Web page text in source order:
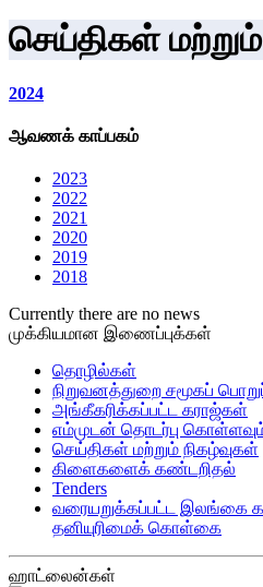
செய்திகள்
2024
ஆவணக் காப்பகம்
2023
2022
2021
2020
2019
2018
Currently there are no news
முக்கியமான இணைப்புக்கள்
தொழில்கள்
நிறுவனத்துறை சமூகப்
அங்கீகரிக்கப்பட்ட கராஜ்கள்
எம்முடன் தொடர்பு
செய்திகள் மற்றும் நிகழ்வுகள்
கிளைகளைக் கண்டறிதல்
Tenders
வரையறுக்கப்பட்ட இலங்கை
தனியுரிமைக் கொள்கை
ஹாட்லைன்கள்